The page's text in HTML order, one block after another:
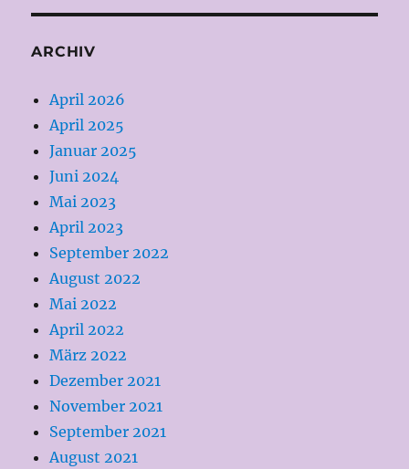
ARCHIV
April 2026
April 2025
Januar 2025
Juni 2024
Mai 2023
April 2023
September 2022
August 2022
Mai 2022
April 2022
März 2022
Dezember 2021
November 2021
September 2021
August 2021